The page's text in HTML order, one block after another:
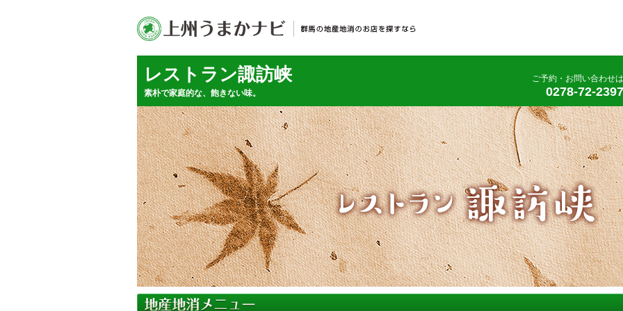
レストラン諏訪峡
素朴で家庭的な、飽きない味。
ご予約・お問い合わせは
0278-72-2397